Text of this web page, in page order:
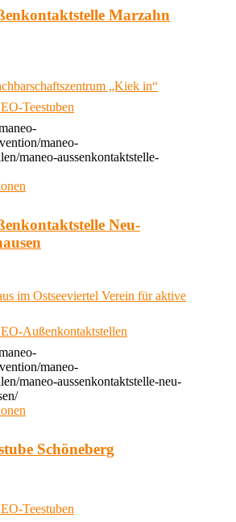
Marzahn
„Kiek in“
Teestuben
maneo-
maneo-aussenkontaktstelle-
Neu-
im Ostseeviertel Verein für aktive
Außenkontaktstellen
maneo-
maneo-aussenkontaktstelle-neu-
Schöneberg
Teestuben